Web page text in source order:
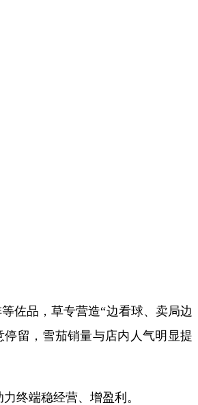
佐品，草专营造“边看球、卖局边
留，雪茄销量与店内人气明显提
终端稳经营、增盈利。